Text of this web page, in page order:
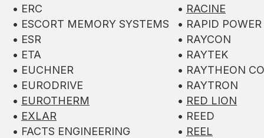
• ERC
• ESCORT MEMORY SYSTEMS
• ESR
• ETA
• EUCHNER
• EURODRIVE
• EUROTHERM
• EXLAR
• FACTS ENGINEERING
• RACINE
• RAPID
• RAYCON
• RAYTEK
• RAYTHEON CO
• RAYTRON
• RED LION
• REED
• REEL